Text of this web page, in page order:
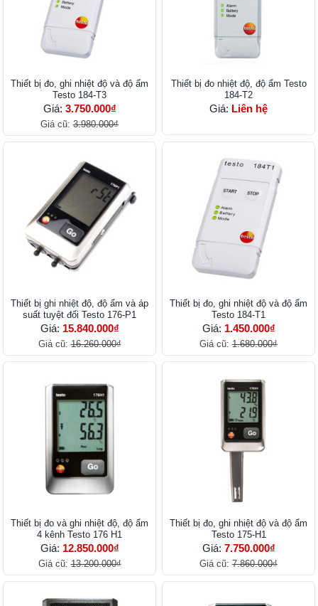
Thiết bị đo, ghi nhiệt độ và độ ẩm
Testo 184-T3
Giá: 3.750.000₫
Giá cũ: 3.980.000₫
Thiết bị đo nhiệt độ, độ ẩm Testo
184-T2
Giá: Liên hệ
Thiết bị ghi nhiệt độ, độ ẩm và áp
suất tuyệt đối Testo 176-P1
Giá: 15.840.000₫
Giá cũ:16.260.000₫
Thiết bị đo, ghi nhiệt độ và độ ẩm
Testo 184-T1
Giá: 1.450.000₫
Giá cũ: 1.680.000₫
Thiết bị đo và ghi nhiệt độ, độ ẩm
4 kênh Testo 176 H1
Giá: 12.850.000₫
Giá cũ:13.200.000₫
Thiết bị đo, ghi nhiệt độ và độ ẩm
Testo 175-H1
Giá: 7.750.000₫
Giá cũ: 7.860.000₫